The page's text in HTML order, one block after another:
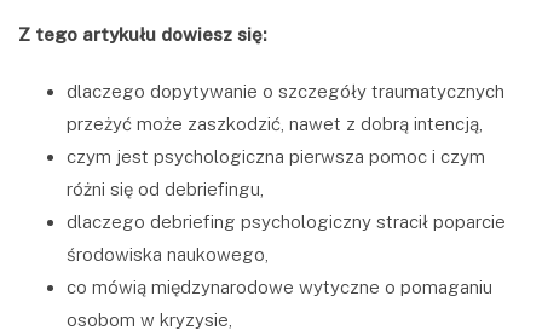
Z tego artykułu dowiesz się:
dlaczego dopytywanie o szczegóły traumatycznych
przeżyć może zaszkodzić, nawet z dobrą intencją,
czym jest psychologiczna pierwsza pomoc i czym
różni się od debriefingu,
dlaczego debriefing psychologiczny stracił poparcie
środowiska naukowego,
co mówią międzynarodowe wytyczne o pomaganiu
osobom w kryzysie,